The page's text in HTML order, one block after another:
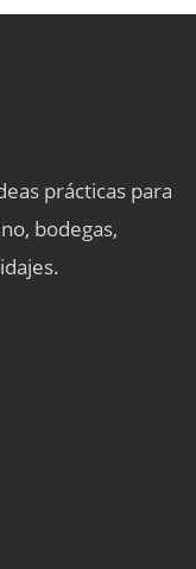
prácticas para
bodegas,